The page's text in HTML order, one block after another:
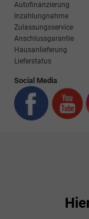
Autofinanzierung
Inzahlungnahme
Zulassungsservice
Anschlussgarantie
Hausanlieferung
Lieferstatus
Social Media